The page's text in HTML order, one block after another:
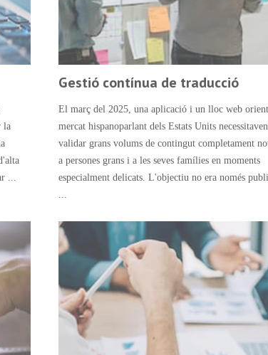
la
...
Gestió contínua de traducció
El març del 2025, una aplicació i un lloc web
mercat hispanoparlant dels Estats Units
validar grans volums de contingut completament
a persones grans i a les seves famílies en moments
especialment delicats. L'objectiu no era només